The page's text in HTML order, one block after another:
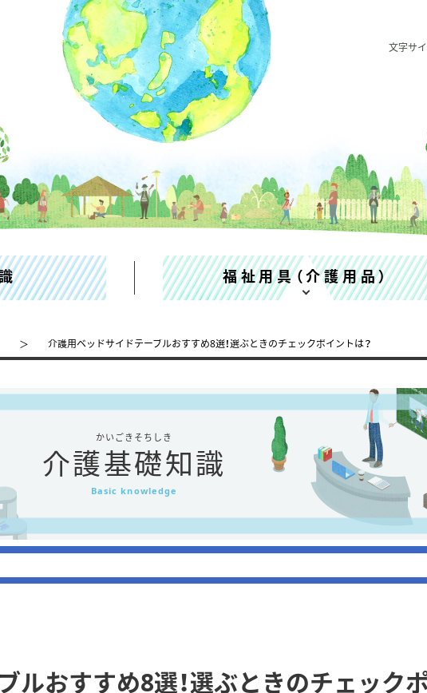
文字サ
福祉用具（介護用品）
介護用ベッドサイドテーブルおすすめ8選！選ぶときのチェックポイントは？
かいごきそちしき
介護基礎知識
Basic knowledge
ルおすすめ8選！選ぶときのチェック